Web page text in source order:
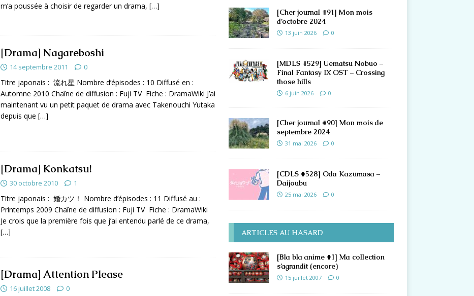
m’a poussée à choisir de regarder un drama, […]
[Drama] Nagareboshi
14 septembre 2011 0
Titre japonais : 流れ星 Nombre d’épisodes : 10 Diffusé en :
Automne 2010 Chaîne de diffusion : Fuji TV Fiche : DramaWiki J’ai
maintenant vu un petit paquet de drama avec Takenouchi Yutaka
depuis que […]
[Drama] Konkatsu!
30 octobre 2010 1
Titre japonais : 婚カツ！ Nombre d’épisodes : 11 Diffusé au :
Printemps 2009 Chaîne de diffusion : Fuji TV Fiche : DramaWiki
Je crois que la première fois que j’ai entendu parlé de ce drama,
[…]
[Drama] Attention Please
16 juillet 2008 0
[Cher journal #91] Mon mois
d’octobre 2024
13 juin 2026 0
[MDLS #529] Uematsu Nobuo –
Final Fantasy IX OST – Crossing
those hills
6 juin 2026 0
[Cher journal #90] Mon mois de
septembre 2024
31 mai 2026 0
[CDLS #528] Oda Kazumasa –
Daijoubu
25 mai 2026 0
ARTICLES AU HASARD
[Bla bla anime #1] Ma collection
s’agrandit (encore)
15 juillet 2007 0